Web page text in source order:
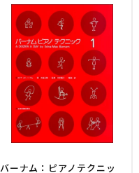
バーナム：ピアノテクニッ